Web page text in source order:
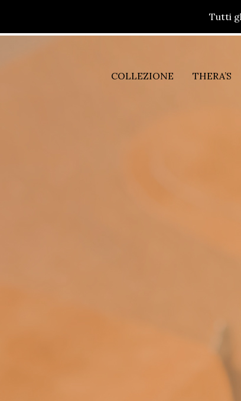
Tutti
COLLEZIONE THERA’S